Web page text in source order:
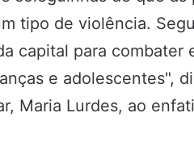
tipo de violência.
capital para combater
e adolescentes",
Maria Lurdes, ao